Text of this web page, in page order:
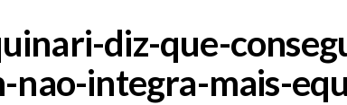
diz-que-
integra-mais-